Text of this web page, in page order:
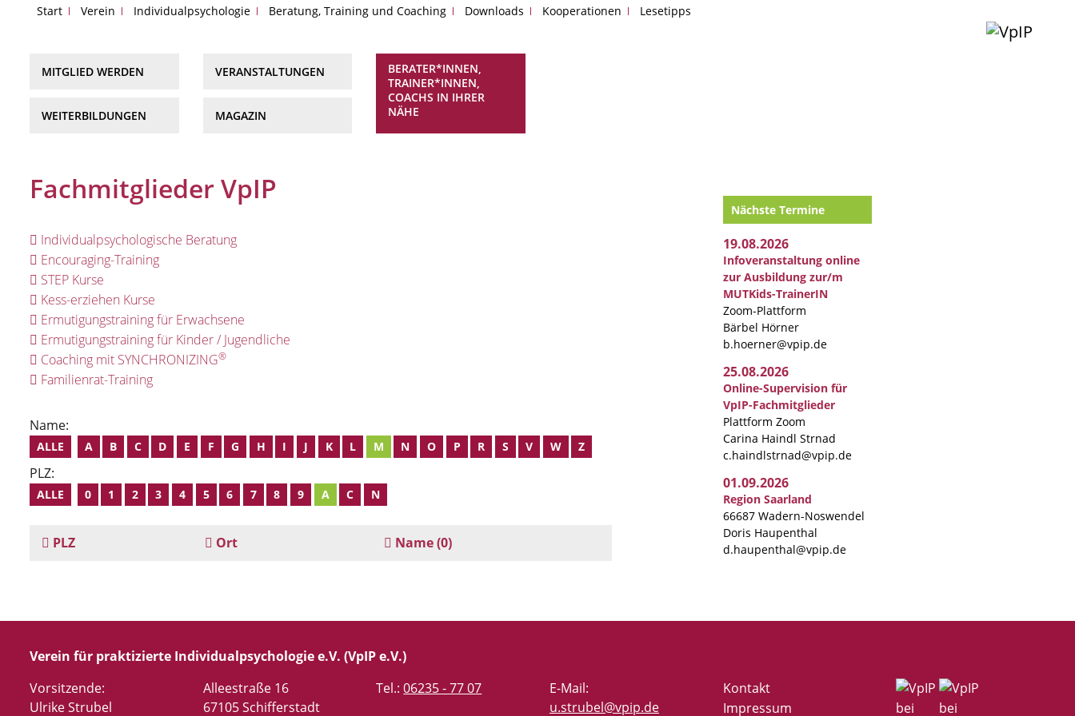
Start Verein Individualpsychologie Beratung, Training und Coaching Downloads Kooperationen Lesetipps
MITGLIED WERDEN
WEITERBILDUNGEN
VERANSTALTUNGEN
MAGAZIN
BERATER*INNEN,
TRAINER*INNEN,
COACHS IN IHRER
NÄHE
Fachmitglieder VpIP
Individualpsychologische Beratung
Encouraging-Training
STEP Kurse
Kess-erziehen Kurse
Ermutigungstraining für Erwachsene
Ermutigungstraining für Kinder / Jugendliche
Coaching mit SYNCHRONIZING®
Familienrat-Training
Name:
ALLE A B C D E F G H I J K L M N O P R S V W Z
PLZ:
ALLE 0 1 2 3 4 5 6 7 8 9 A C N
PLZ Ort Name(0)
Nächste Termine
19.08.2026
Infoveranstaltung online
zur Ausbildung zur/m
MUTKids-TrainerIN
Zoom-Plattform
Bärbel Hörner
b.hoerner@vpip.de
25.08.2026
Online-Supervision für
VpIP-Fachmitglieder
Plattform Zoom
Carina Haindl Strnad
c.haindlstrnad@vpip.de
01.09.2026
Region Saarland
66687 Wadern-Noswendel
Doris Haupenthal
d.haupenthal@vpip.de
Verein für praktizierte Individualpsychologie e.V. (VpIP e.V.)
Vorsitzende:
Ulrike Strubel
Alleestraße 16
67105 Schifferstadt
Tel.:06235 - 77 07
E-Mail:
u.strubel@vpip.de
Kontakt
Impressum